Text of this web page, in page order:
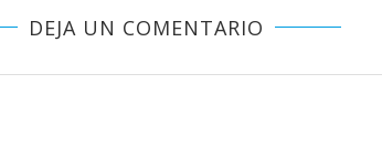
DEJA UN COMENTARIO